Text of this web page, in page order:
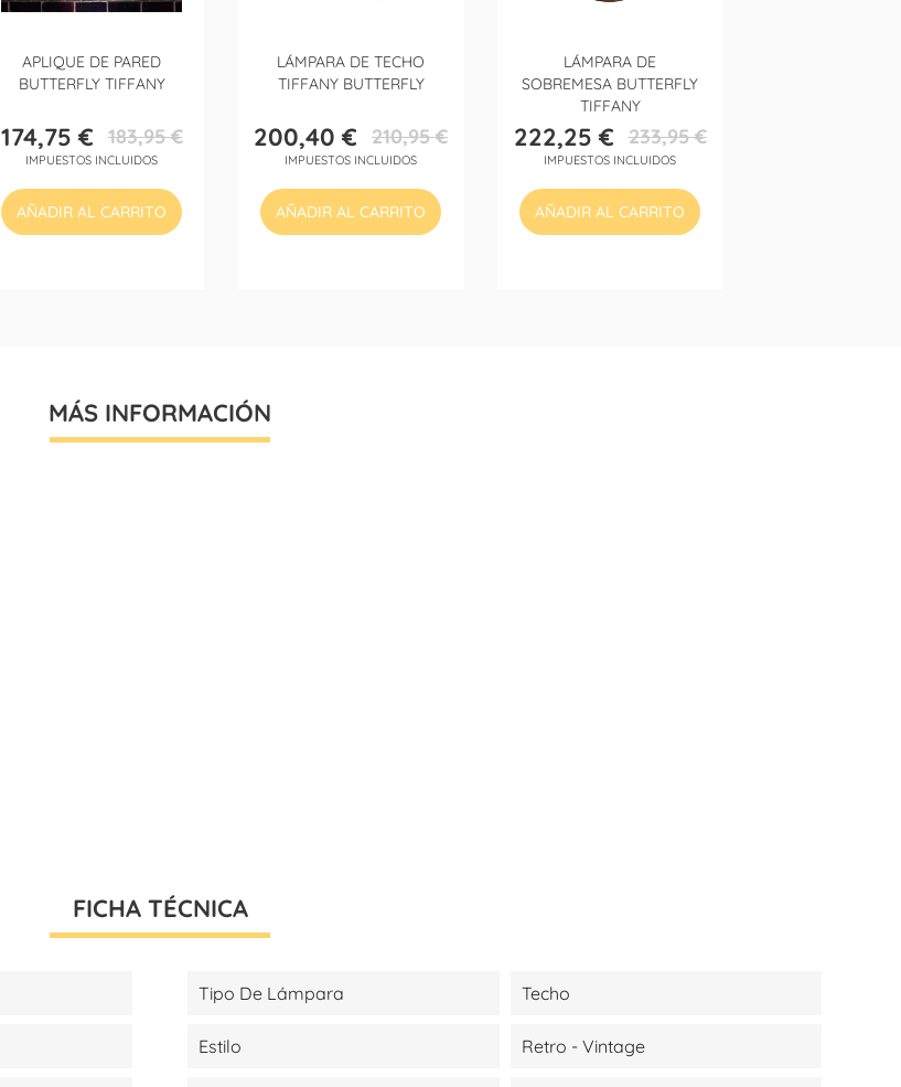
APLIQUE DE PARED
BUTTERFLY TIFFANY
Precio
174,75 €Precio
base
183,95 €
IMPUESTOS INCLUIDOS
AÑADIR AL CARRITO
LÁMPARA DE TECHO
TIFFANY BUTTERFLY
Precio
200,40 €Precio
base
210,95 €
IMPUESTOS INCLUIDOS
AÑADIR AL CARRITO
LÁMPARA DE
SOBREMESA BUTTERFLY
TIFFANY
Precio
222,25 €Precio
base
233,95 €
IMPUESTOS INCLUIDOS
AÑADIR AL CARRITO
MÁS INFORMACIÓN
FICHA TÉCNICA
Tipo De Lámpara Techo
Estilo Retro - Vintage